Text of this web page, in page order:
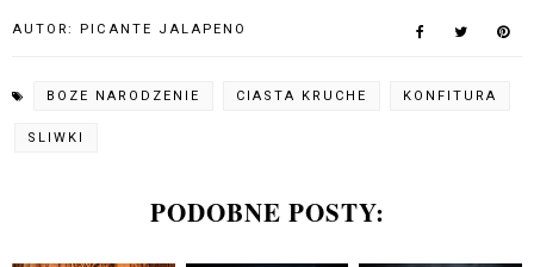
AUTOR: PICANTE JALAPENO
BOZE NARODZENIE CIASTA KRUCHE KONFITURA
SLIWKI
PODOBNE POSTY: